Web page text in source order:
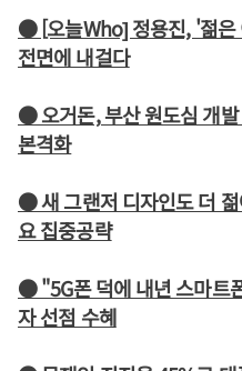
● [오늘Who] 정용진, '젊은
전면에 내걸다
● 오거돈, 부산 원도심 개
본격화
● 새 그랜저 디자인도 더
요 집중공략
● "5G폰 덕에 내년 스마트
자 선점 수혜